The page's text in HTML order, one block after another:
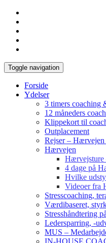
Toggle navigation
Forside
Ydelser
3 timers coaching
12 måneders
Klippekort til
Outplacement
Rejser –
Hærvejen
Hærvejsture
4 dage på
Hvilke
Videoer fra
Stresscoaching,
Værdibaseret,
Stresshåndtering
Ledersparring, -
MUS –
IN-HOUSE